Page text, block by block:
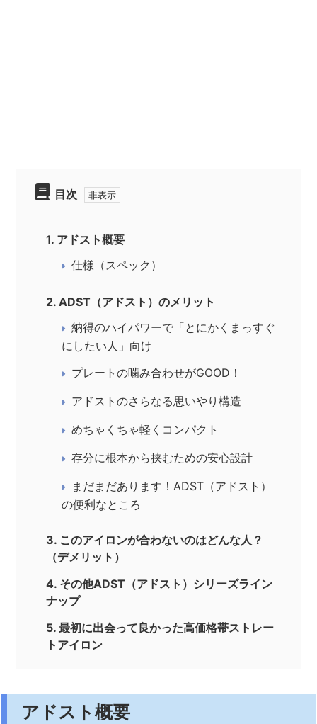
目次
1. アドスト概要
仕様（スペック）
2. ADST（アドスト）のメリット
納得のハイパワーで「とにかくまっすぐ
にしたい人」向け
プレートの噛み合わせがGOOD！
アドストのさらなる思いやり構造
めちゃくちゃ軽くコンパクト
存分に根本から挟むための安心設計
まだまだあります！ADST（アドスト）
の便利なところ
3. このアイロンが合わないのはどんな人？
（デメリット）
4. その他ADST（アドスト）シリーズライン
ナップ
5. 最初に出会って良かった高価格帯ストレー
トアイロン
アドスト概要